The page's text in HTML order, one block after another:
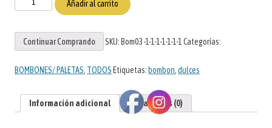
cantidad
Añadir al carrito
Continuar Comprando SKU:Bom03-1-1-1-1-1-1-1 Categorías:
BOMBONES/ PALETAS TODOS Etiquetas: bombon dulces
Información adicional Valoraciones (0)